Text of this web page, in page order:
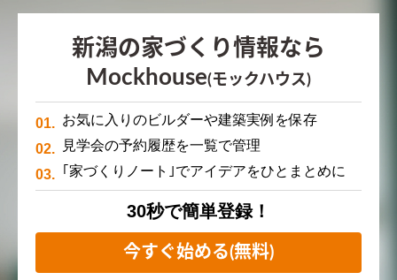
新潟の家づくり情報なら
Mockhouse(モックハウス)
お気に入りのビルダーや建築実例を保存
見学会の予約履歴を一覧で管理
｢家づくりノート｣でアイデアをひとまとめに
30秒で簡単登録！
今すぐ始める(無料)